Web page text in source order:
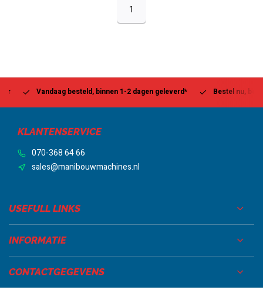
1
Vandaag besteld, binnen 1-2 dagen geleverd* Bestel nu, betaal
KLANTENSERVICE
070-368 64 66
sales@manibouwmachines.nl
USEFULL LINKS
INFORMATIE
CONTACTGEGEVENS